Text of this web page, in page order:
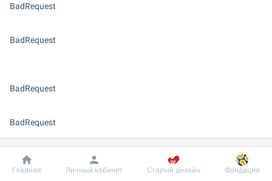
BadRequest
BadRequest
BadRequest
BadRequest
BadRequest
Добробут Информация Пациенту
Главная Личный кабинет Старый дизайн Фондация